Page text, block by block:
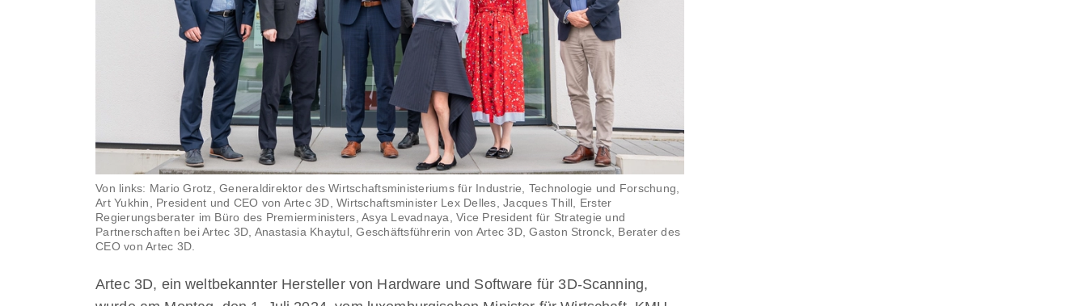
Von links: Mario Grotz, Generaldirektor des Wirtschaftsministeriums für Industrie, Technologie und Forschung,
Art Yukhin, President und CEO von Artec 3D, Wirtschaftsminister Lex Delles, Jacques Thill, Erster
Regierungsberater im Büro des Premierministers, Asya Levadnaya, Vice President für Strategie und
Partnerschaften bei Artec 3D, Anastasia Khaytul, Geschäftsführerin von Artec 3D, Gaston Stronck, Berater des
CEO von Artec 3D.
Artec 3D, ein weltbekannter Hersteller von Hardware und Software für 3D-Scanning,